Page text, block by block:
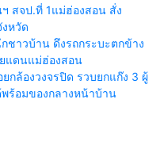
สจป.ที่ 1แม่ฮ่องสอน สั่ง
หวัด
าวบ้าน ดึงรถกระบะตกข้าง
แดนแม่ฮ่องสอน
กล้องวงจรปิด รวบยกแก๊ง 3 ผู้
ร้อมของกลางหน้าบ้าน